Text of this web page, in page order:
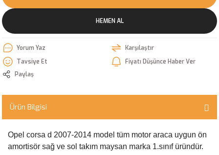
HEMEN AL
Yorum Yaz
Karşılaştır
Tavsiye Et
Fiyatı Düşünce Haber Ver
Paylaş
Ürün Bilgisi
Opel corsa d 2007-2014 model tüm motor araca uygun ön
amortisör sağ ve sol takım maysan marka 1.sınıf üründür.